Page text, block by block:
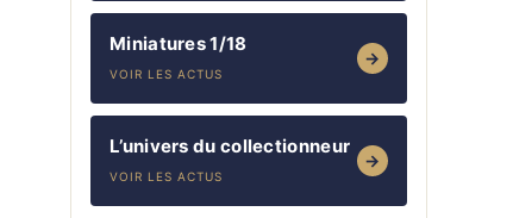
Miniatures 1/18
VOIR LES ACTUS
→
L’univers du collectionneur
VOIR LES ACTUS
→